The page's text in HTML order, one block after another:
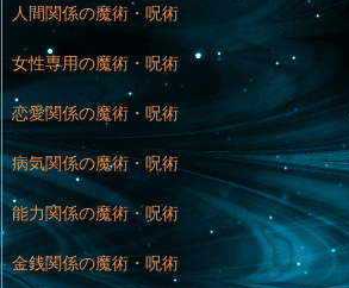
人間関係の魔術・呪術
女性専用の魔術・呪術
恋愛関係の魔術・呪術
病気関係の魔術・呪術
能力関係の魔術・呪術
金銭関係の魔術・呪術